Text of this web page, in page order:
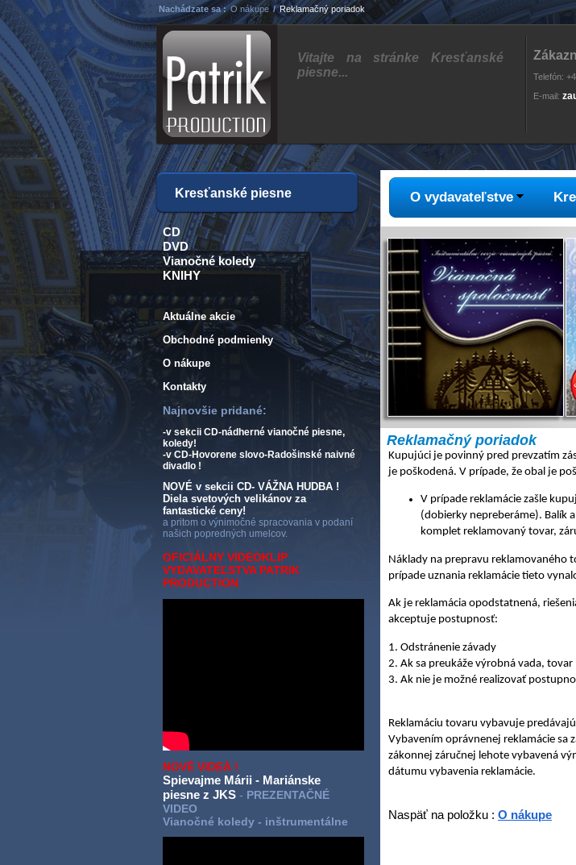
Reklamačný poriadok
Telefón:
E-mail:
Nachádzate sa : O nákupe / Reklamačný poriadok
Vitajte na stránke Kresťanské
piesne...
Kresťanské piesne
CD
DVD
Vianočné koledy
KNIHY
Aktuálne akcie
Obchodné podmienky
O nákupe
Kontakty
Najnovšie pridané:
-v sekcii CD-nádherné vianočné piesne,
koledy!
-v CD-Hovorene slovo-Radošinské naivné
divadlo !
NOVÉ v sekcii CD- VÁŽNA HUDBA !
Diela svetových velikánov za
fantastické ceny!
a pritom o výnimočné spracovania v podaní
našich popredných umelcov.
OFICIÁLNY VIDEOKLIP
VYDAVATEĽSTVA PATRIK
PRODUCTION
NOVÉ VIDEÁ !
Spievajme Márii - Mariánske
piesne z JKS - PREZENTAČNÉ
VIDEO
Vianočné koledy - inštrumentálne
O vydavateľstve
Kupujúci je povinný pred prevzatím
je poškodená. V prípade, že obal je
V prípade reklamácie zašle
(dobierky nepreberáme). Balík
komplet reklamovaný tovar,
Náklady na prepravu reklamovaného
prípade uznania reklamácie tieto
Ak je reklamácia opodstatnená,
akceptuje postupnosť:
1. Odstránenie závady
2. Ak sa preukáže výrobná vada,
3. Ak nie je možné realizovať
Reklamáciu tovaru vybavuje
Vybavením oprávnenej reklamácie sa
zákonnej záručnej lehote vybavená
dátumu vybavenia reklamácie.
Naspäť na položku : O nákupe